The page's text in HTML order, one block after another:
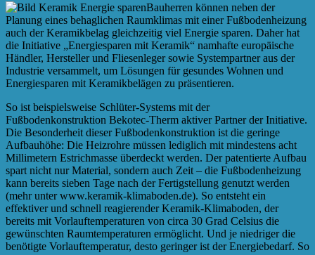
Bauherren können neben der
Planung eines behaglichen Raumklimas mit einer Fußbodenheizung
auch der Keramikbelag gleichzeitig viel Energie sparen. Daher hat
die Initiative „Energiesparen mit Keramik“ namhafte europäische
Händler, Hersteller und Fliesenleger sowie Systempartner aus der
Industrie versammelt, um Lösungen für gesundes Wohnen und
Energiesparen mit Keramikbelägen zu präsentieren.
So ist beispielsweise Schlüter-Systems mit der
Fußbodenkonstruktion Bekotec-Therm aktiver Partner der Initiative.
Die Besonderheit dieser Fußbodenkonstruktion ist die geringe
Aufbauhöhe: Die Heizrohre müssen lediglich mit mindestens acht
Millimetern Estrichmasse überdeckt werden. Der patentierte Aufbau
spart nicht nur Material, sondern auch Zeit – die Fußbodenheizung
kann bereits sieben Tage nach der Fertigstellung genutzt werden
(mehr unter www.keramik-klimaboden.de). So entsteht ein
effektiver und schnell reagierender Keramik-Klimaboden, der
bereits mit Vorlauftemperaturen von circa 30 Grad Celsius die
gewünschten Raumtemperaturen ermöglicht. Und je niedriger die
benötigte Vorlauftemperatur, desto geringer ist der Energiebedarf. So